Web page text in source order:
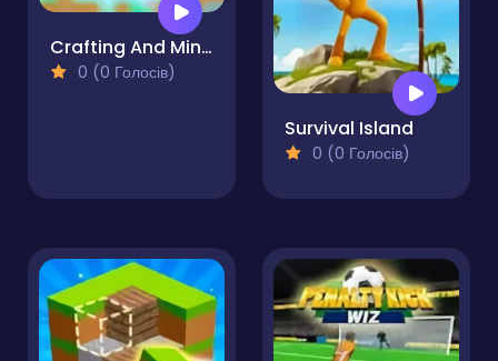
Crafting And Mining
0 (0 Голосів)
Survival Island
0 (0 Голосів)